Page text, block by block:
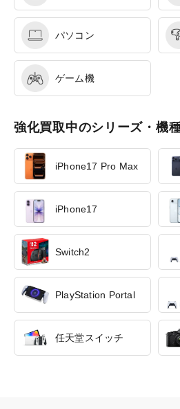
パソコン
ゲーム機
強化買取中のシリーズ・機
iPhone17 Pro Max
iPhone17
Switch2
PlayStation Portal
任天堂スイッチ